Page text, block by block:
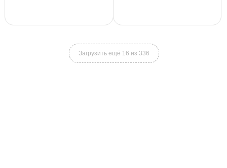
Загрузить ещё 16 из 336